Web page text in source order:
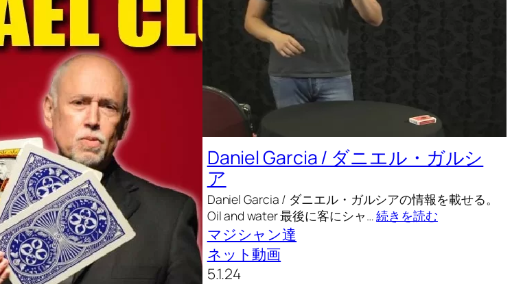
Daniel Garcia / ダニエル・ガルシ
ア
Daniel Garcia / ダニエル・ガルシアの情報を載せる。
Oil and water 最後に客にシャ…続きを読む
マジシャン達
ネット動画
5.1.24